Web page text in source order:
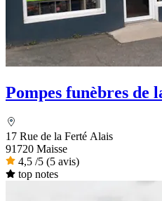
Pompes funèbres de
17 Rue de la Ferté Alais
91720 Maisse
4,5 /5 (5 avis)
top notes